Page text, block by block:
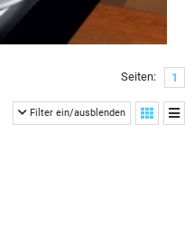
Seiten: 1
Filter ein/ausblenden